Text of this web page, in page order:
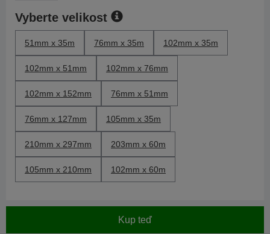
Vyberte velikost
51mm x 35m 76mm x 35m 102mm x 35m
102mm x 51mm 102mm x 76mm
102mm x 152mm 76mm x 51mm
76mm x 127mm 105mm x 35m
210mm x 297mm 203mm x 60m
105mm x 210mm 102mm x 60m
Kup teď